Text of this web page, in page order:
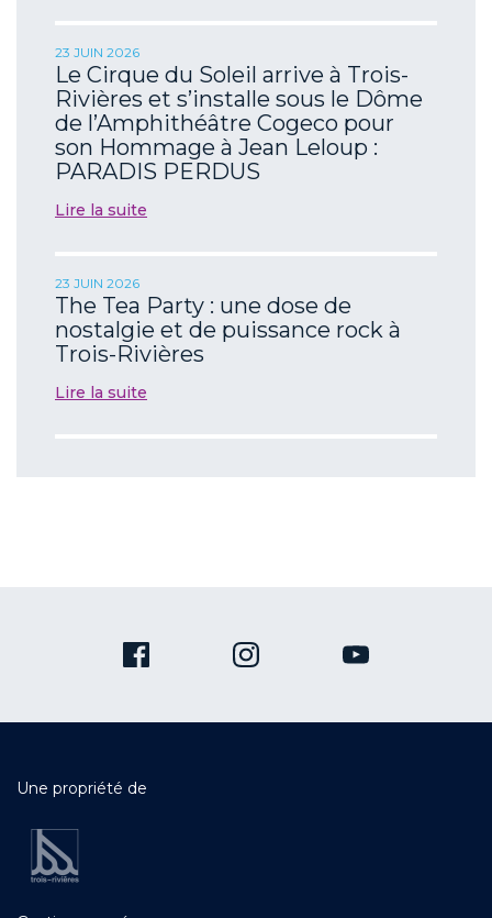
23 JUIN 2026
Le Cirque du Soleil arrive à Trois-
Rivières et s’installe sous le Dôme
de l’Amphithéâtre Cogeco pour
son Hommage à Jean Leloup :
PARADIS PERDUS
Lire la suite
23 JUIN 2026
The Tea Party : une dose de
nostalgie et de puissance rock à
Trois-Rivières
Lire la suite
Une propriété de